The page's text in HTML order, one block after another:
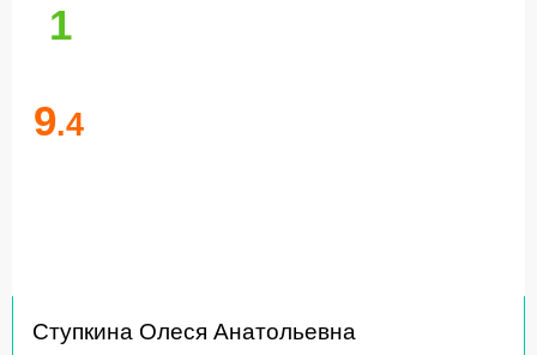
1
9.4
Ступкина Олеся Анатольевна